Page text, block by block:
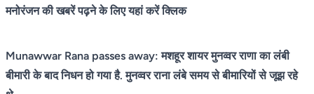
मनोरंजन की खबरें पढ़ने के लिए यहां करें क्लिक
Munawwar Rana passes away: मशहूर शायर मुनव्वर राणा का लंबी
बीमारी के बाद निधन हो गया है. मुनव्वर राना लंबे समय से बीमारियों से जूझ रहे